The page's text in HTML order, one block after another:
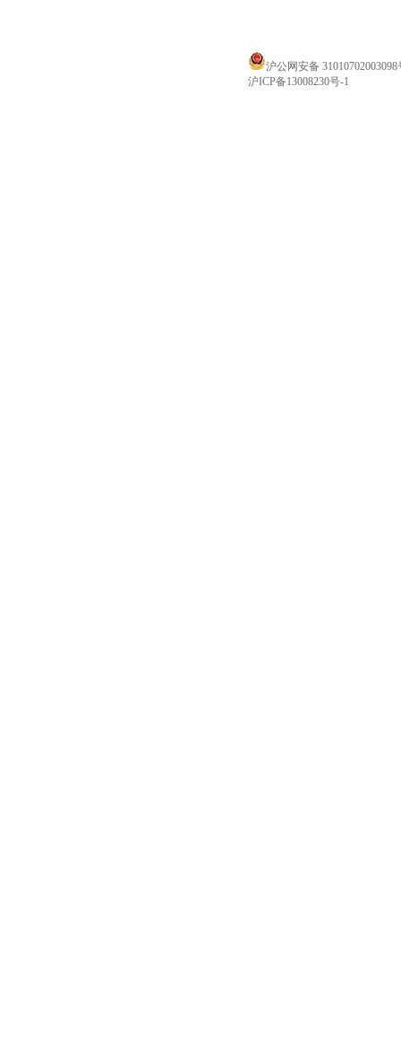
沪公网安备 31010702003098
沪ICP备13008230号-1